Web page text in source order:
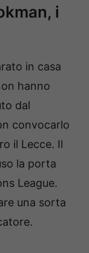
i
in casa
hanno
dal
convocarlo
il Lecce. Il
la porta
League.
una sorta